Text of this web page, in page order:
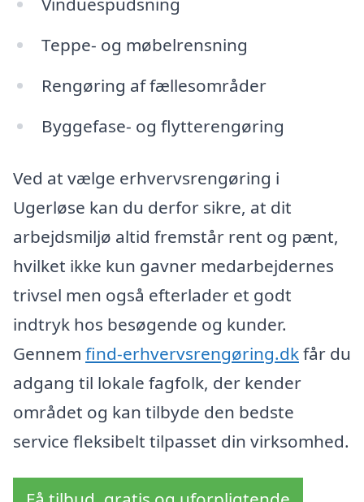
Teppe- og møbelrensning
Rengøring af fællesområder
Byggefase- og flytterengøring
Ved at vælge erhvervsrengøring i
Ugerløse kan du derfor sikre, at dit
arbejdsmiljø altid fremstår rent og pænt,
hvilket ikke kun gavner medarbejdernes
trivsel men også efterlader et godt
indtryk hos besøgende og kunder.
Gennem find-erhvervsrengøring.dkfår du
adgang til lokale fagfolk, der kender
området og kan tilbyde den bedste
service fleksibelt tilpasset din virksomhed.